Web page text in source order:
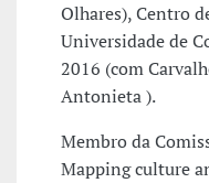
Olhares), Centro
Universidade de
2016 (com
Antonieta ).
Membro da
Mapping culture